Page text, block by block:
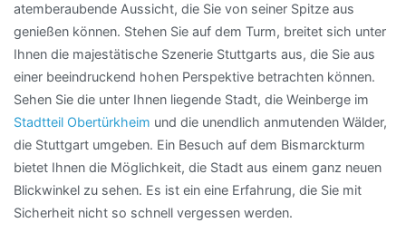
atemberaubende Aussicht, die Sie von seiner Spitze aus
genießen können. Stehen Sie auf dem Turm, breitet sich unter
Ihnen die majestätische Szenerie Stuttgarts aus, die Sie aus
einer beeindruckend hohen Perspektive betrachten können.
Sehen Sie die unter Ihnen liegende Stadt, die Weinberge im
Stadtteil Obertürkheim und die unendlich anmutenden Wälder,
die Stuttgart umgeben. Ein Besuch auf dem Bismarckturm
bietet Ihnen die Möglichkeit, die Stadt aus einem ganz neuen
Blickwinkel zu sehen. Es ist ein eine Erfahrung, die Sie mit
Sicherheit nicht so schnell vergessen werden.